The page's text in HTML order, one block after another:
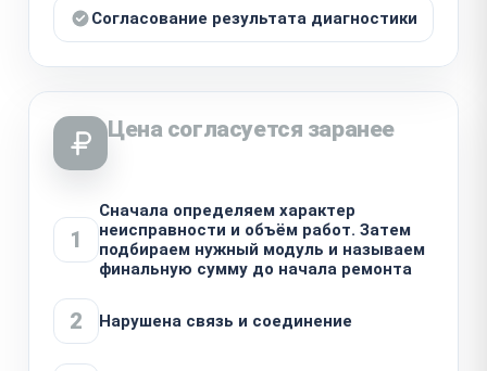
Согласование результата диагностики
Цена согласуется заранее
1
Сначала определяем характер
неисправности и объём работ. Затем
подбираем нужный модуль и называем
финальную сумму до начала ремонта
2 Нарушена связь и соединение